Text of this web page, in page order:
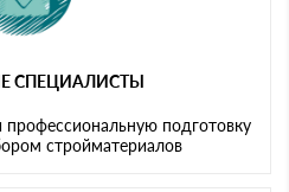
СПЕЦИАЛИСТЫ
подготовку
стройматериалов